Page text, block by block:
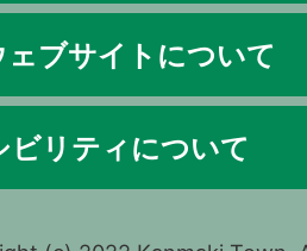
ェブサイトについて
ビリティについて